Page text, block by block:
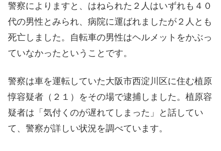
警察によりますと、はねられた２人はいずれも４０
代の男性とみられ、病院に運ばれましたが２人とも
死亡しました。自転車の男性はヘルメットをかぶっ
ていなかったということです。
警察は車を運転していた大阪市西淀川区に住む植原
惇容疑者（２１）をその場で逮捕しました。植原容
疑者は「気付くのが遅れてしまった」と話してい
て、警察が詳しい状況を調べています。